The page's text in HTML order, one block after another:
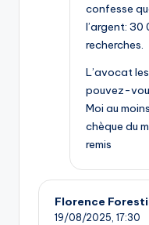
confesse
l’argent: 30
recherches.
L’avocat
pouvez-
Moi au
chèque du
remis
Florence
19/08/2025, 17:30